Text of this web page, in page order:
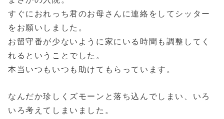
すぐにおれっち君のお母さんに連絡をしてシッター
をお願いしました。
お留守番が少ないように家にいる時間も調整してく
れるということでした。
本当いつもいつも助けてもらっています。
なんだか珍しくズモーンと落ち込んでしまい、いろ
いろ考えてしまいました。